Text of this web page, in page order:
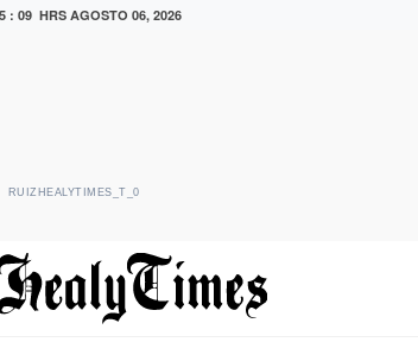
: 10 HRS AGOSTO 06, 2026
RUIZHEALYTIMES_T_0